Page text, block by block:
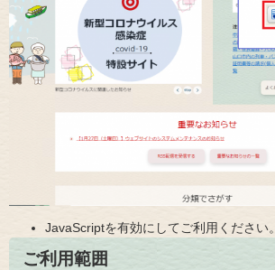
JavaScriptを有効にしてご利用ください。
ご利用範囲